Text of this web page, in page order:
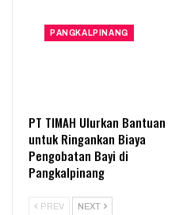
PANGKALPINANG
PT TIMAH Ulurkan Bantuan
untuk Ringankan Biaya
Pengobatan Bayi di
Pangkalpinang
PREV NEXT